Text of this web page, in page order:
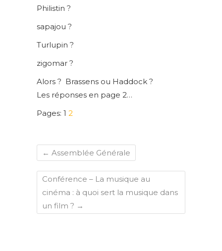
Philistin ?
sapajou ?
Turlupin ?
zigomar ?
Alors ? Brassens ou Haddock ?
Les réponses en page 2…
Pages: 1 2
← Assemblée Générale
Conférence – La musique au
cinéma : à quoi sert la musique dans
un film ? →